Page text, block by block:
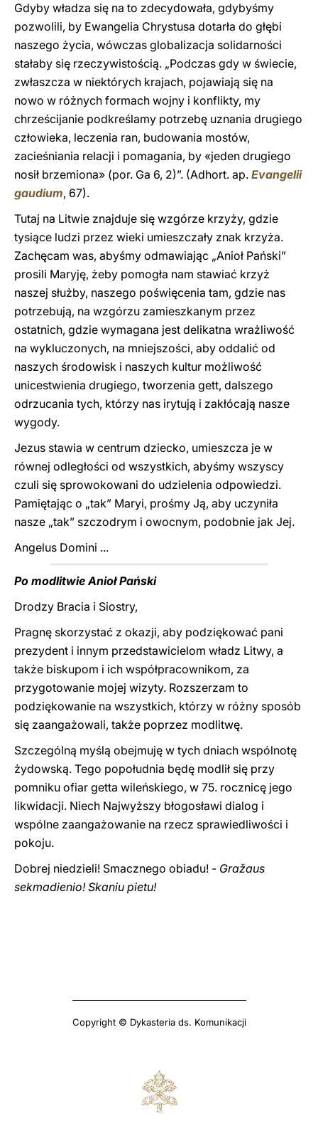
Gdyby władza się na to zdecydowała, gdybyśmy
pozwolili, by Ewangelia Chrystusa dotarła do głębi
naszego życia, wówczas globalizacja solidarności
stałaby się rzeczywistością. „Podczas gdy w świecie,
zwłaszcza w niektórych krajach, pojawiają się na
nowo w różnych formach wojny i konflikty, my
chrześcijanie podkreślamy potrzebę uznania drugiego
człowieka, leczenia ran, budowania mostów,
zacieśniania relacji i pomagania, by «jeden drugiego
nosił brzemiona» (por. Ga 6, 2)”. (Adhort. ap. Evangelii
gaudium, 67).
Tutaj na Litwie znajduje się wzgórze krzyży, gdzie
tysiące ludzi przez wieki umieszczały znak krzyża.
Zachęcam was, abyśmy odmawiając „Anioł Pański”
prosili Maryję, żeby pomogła nam stawiać krzyż
naszej służby, naszego poświęcenia tam, gdzie nas
potrzebują, na wzgórzu zamieszkanym przez
ostatnich, gdzie wymagana jest delikatna wrażliwość
na wykluczonych, na mniejszości, aby oddalić od
naszych środowisk i naszych kultur możliwość
unicestwienia drugiego, tworzenia gett, dalszego
odrzucania tych, którzy nas irytują i zakłócają nasze
wygody.
Jezus stawia w centrum dziecko, umieszcza je w
równej odległości od wszystkich, abyśmy wszyscy
czuli się sprowokowani do udzielenia odpowiedzi.
Pamiętając o „tak” Maryi, prośmy Ją, aby uczyniła
nasze „tak” szczodrym i owocnym, podobnie jak Jej.
Angelus Domini ...
Po modlitwie Anioł Pański
Drodzy Bracia i Siostry,
Pragnę skorzystać z okazji, aby podziękować pani
prezydent i innym przedstawicielom władz Litwy, a
także biskupom i ich współpracownikom, za
przygotowanie mojej wizyty. Rozszerzam to
podziękowanie na wszystkich, którzy w różny sposób
się zaangażowali, także poprzez modlitwę.
Szczególną myślą obejmuję w tych dniach wspólnotę
żydowską. Tego popołudnia będę modlił się przy
pomniku ofiar getta wileńskiego, w 75. rocznicę jego
likwidacji. Niech Najwyższy błogosławi dialog i
wspólne zaangażowanie na rzecz sprawiedliwości i
pokoju.
Dobrej niedzieli! Smacznego obiadu! - Gražaus
sekmadienio! Skaniu pietu!
Copyright © Dykasteria ds. Komunikacji